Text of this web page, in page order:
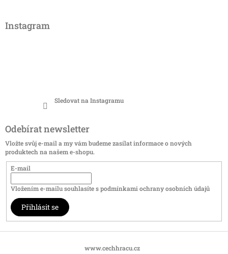
Instagram
Sledovat na Instagramu
Odebírat newsletter
Vložte svůj e-mail a my vám budeme zasílat informace o nových
produktech na našem e-shopu.
E-mail
Vložením e-mailu souhlasíte spodmínkami ochrany osobních údajů
Přihlásit se
www.cechhracu.cz